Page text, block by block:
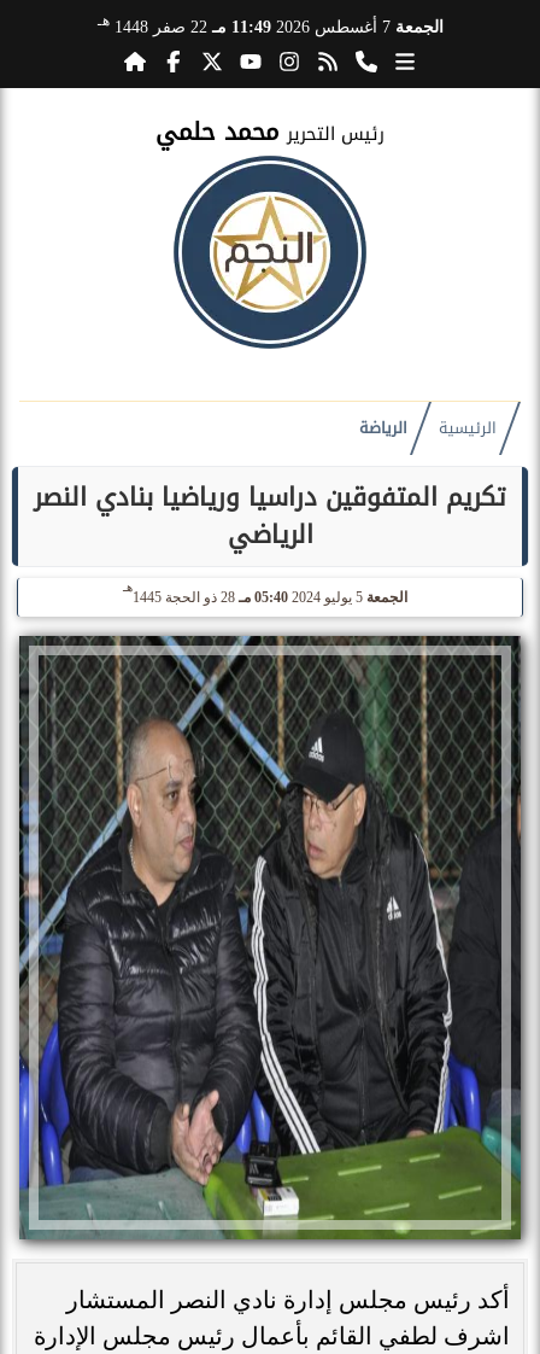
الجمعة 7 أغسطس 2026 11:49 مـ 22 صفر 1448 هـ
رئيس التحرير محمد حلمي
الرئيسية الرياضة
تكريم المتفوقين دراسيا ورياضيا بنادي النصر
الرياضي
الجمعة 05:40 مـ 28 ذو الحجة 1445
هـ
أكد رئيس مجلس إدارة نادي النصر المستشار
اشرف لطفي القائم بأعمال رئيس مجلس الإدارة